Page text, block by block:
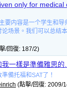
only for medical
要内容是一个学生和导
场景。我们可以总结
/回復: 187/2)
我一樣是準備雅思
備托福和SAT了！
(點擊/回復: 2009/